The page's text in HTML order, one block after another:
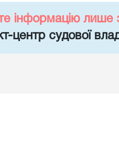
інформацію лише
центр судової